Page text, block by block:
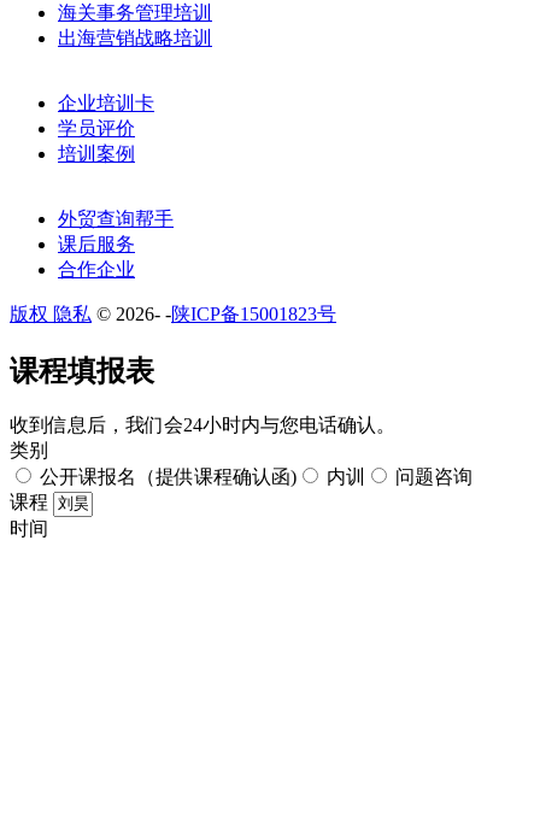
海关事务管理培训
出海营销战略培训
企业培训卡
学员评价
培训案例
外贸查询帮手
课后服务
合作企业
版权 隐私 © 2026- -陕ICP备15001823号
课程填报表​
收到信息后，我们会24小时内与您电话确认。​
类别
公开课报名（提供课程确认函)
内训
问题咨询
课程
时间